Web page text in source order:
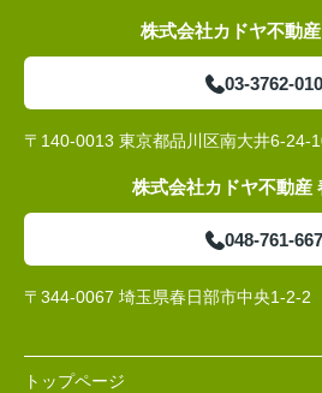
株式会社カドヤ不動
03-3762-
〒140-0013 東京都品川区南大井6-24-
株式会社カドヤ不動産
048-761-
〒344-0067 埼玉県春日部市中央1-2-2
トップページ